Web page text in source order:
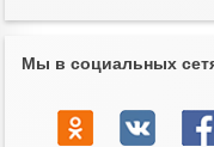
Мы в социальных